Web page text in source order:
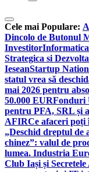
Cele mai Populare:
Dincolo de Butonul
Investitor
Strategica si
IeseanStartup
statul vrea să
mai 2026 pentru
50.000 EURFonduri
pentru PFA, SRL și
AFIRCe afaceri poți
„Deschid dreptul de
chinez”: valul de
lumea. Industria
Club Iași și